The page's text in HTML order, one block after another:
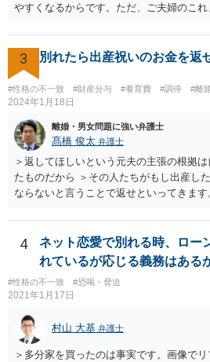
やすくなるからです。ただ、ご夫婦のこ
しても構わないとは思います。 隠し財産
で隠しようがないでしょうし、今わかっ
ば別居後に新たな財産ができてもお互い
はなりますので杞憂ということになろうか
さないというおそれを奥様が抱くのはや
が、ここは信じていただくしかないです
できるかどうかの方が重要だと思います（
額をもらえないという意味では、奥様の不
経費という問題はあるのですが、一般に
られ、全ての生活費が入っていると見ま
っている費用については、婚姻費用から
3 別れたら出産祝いのお金を返
#性格の不一致 #財産分与 #養育費 #調停 #離
2024年1月18日
離婚・男女問題に強い弁護士
髙橋 俊太 弁護士
＞返してほしいという元夫の主張の根拠
たものだから ＞その人たちがもし出産し
ならないと言うことで返せといってきま
さなければならない】ということですが
贈る場合、その意味合いは贈与・お祝い
はないはずです。（というより、返礼義
したら、出産祝いを受け取る側も気持ち
でしょうか。） いずれにしましても、貴
る必要はありません。あまりにしつこい
容証明などで通知すれば止まるのではない
4
ネット恋愛で別れる時、ロー
れているが応じる義務はある
#性格の不一致 #恐喝・脅迫
2021年1月17日
村山 大基 弁護士
＞多分家を買ったのは事実です。画像で